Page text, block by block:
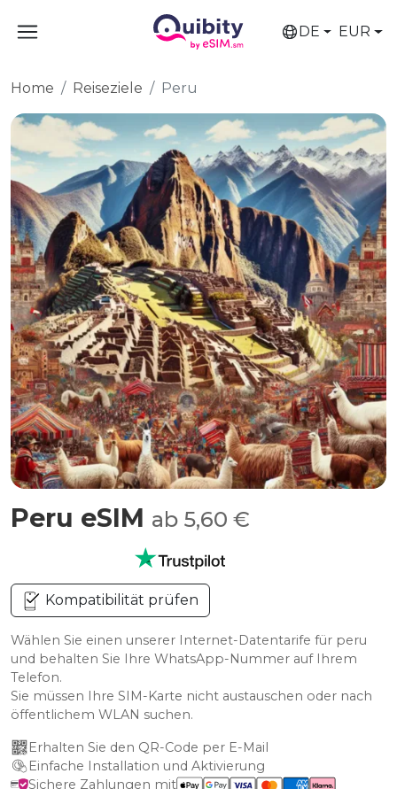
DE EUR
Home Reiseziele Peru
Peru eSIM ab 5,60 €
Kompatibilität prüfen
Wählen Sie einen unserer Internet-Datentarife für peru
und behalten Sie Ihre WhatsApp-Nummer auf Ihrem
Telefon.
Sie müssen Ihre SIM-Karte nicht austauschen oder nach
öffentlichem WLAN suchen.
Erhalten Sie den QR-Code per E-Mail
Einfache Installation und Aktivierung
Sichere Zahlungen mit